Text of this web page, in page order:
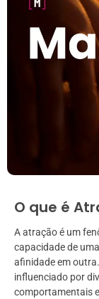
O que é
A atração é um
capacidade de
afinidade em
influenciado por
comportamentais